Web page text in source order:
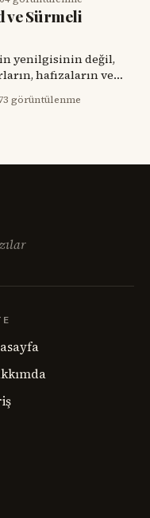
düşen iki
Kars’ın
eve, ahşap bir
veya
ve Sürmeli
yenilgisinin değil,
hafızaların ve
Savaş bitmiş
öfke, açlık,
görüntülenme